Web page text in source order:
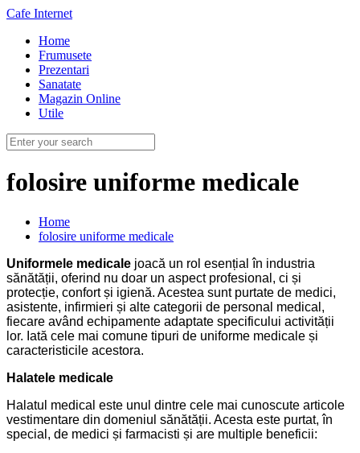
Cafe Internet
Home
Frumusete
Prezentari
Sanatate
Magazin Online
Utile
folosire uniforme medicale
Home
folosire uniforme medicale
Uniformele medicale joacă un rol esențial în industria
sănătății, oferind nu doar un aspect profesional, ci și
protecție, confort și igienă. Acestea sunt purtate de medici,
asistente, infirmieri și alte categorii de personal medical,
fiecare având echipamente adaptate specificului activității
lor. Iată cele mai comune tipuri de uniforme medicale și
caracteristicile acestora.
Halatele medicale
Halatul medical este unul dintre cele mai cunoscute articole
vestimentare din domeniul sănătății. Acesta este purtat, în
special, de medici și farmacisti și are multiple beneficii: